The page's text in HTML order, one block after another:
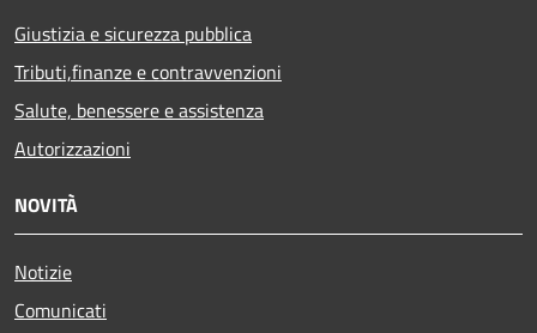
Giustizia e sicurezza pubblica
Tributi,finanze e contravvenzioni
Salute, benessere e assistenza
Autorizzazioni
NOVITÀ
Notizie
Comunicati